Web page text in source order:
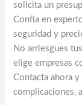
solicita un
Confía en
seguridad y
No arriesgues
elige empresas
Contacta ahora
complicaciones,